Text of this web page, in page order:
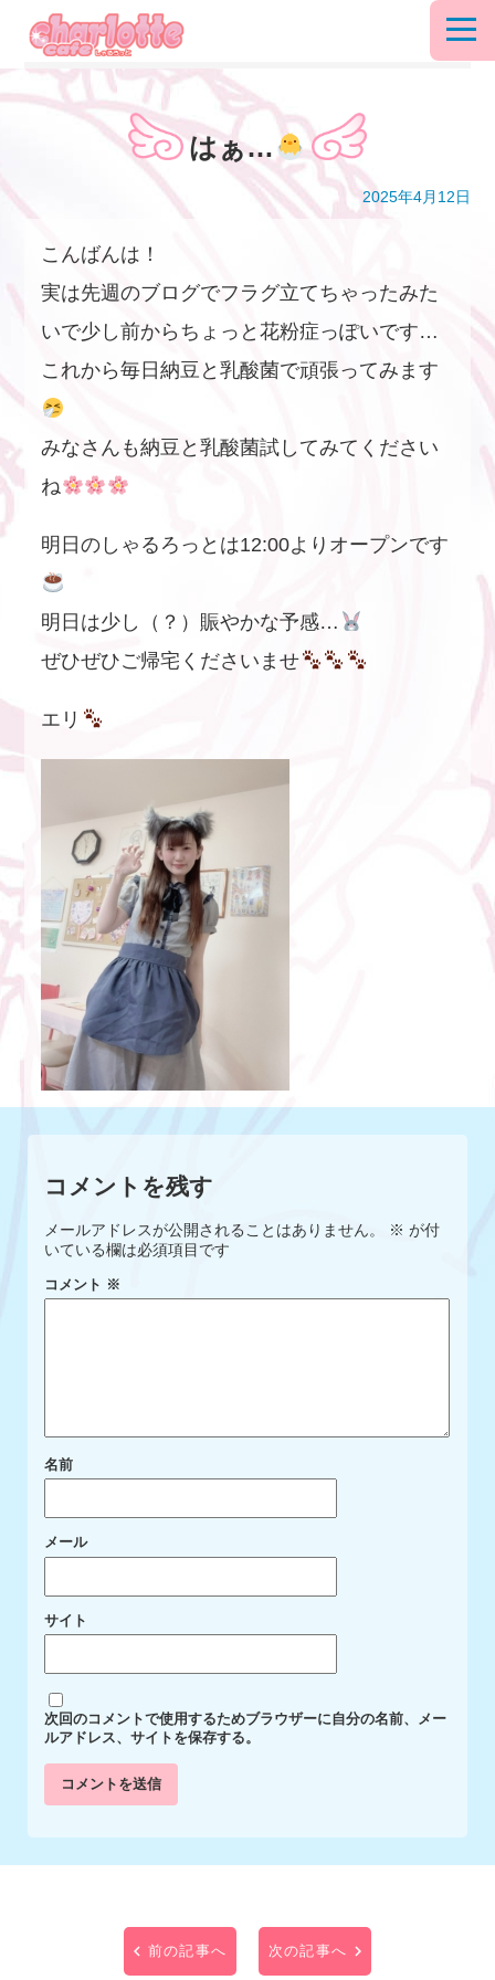
はぁ…
2025年4月12日
こんばんは！
実は先週のブログでフラグ立てちゃったみた
いで少し前からちょっと花粉症っぽいです…
これから毎日納豆と乳酸菌で頑張ってみます
みなさんも納豆と乳酸菌試してみてください
ね
明日のしゃるろっとは12:00よりオープンです
明日は少し（？）賑やかな予感…
ぜひぜひご帰宅くださいませ
エリ
コメントを残す
メールアドレスが公開されることはありません。 ※ が付
いている欄は必須項目です
コメント ※
名前
メール
サイト
次回のコメントで使用するためブラウザーに自分の名前、メー
ルアドレス、サイトを保存する。
前の記事へ 次の記事へ